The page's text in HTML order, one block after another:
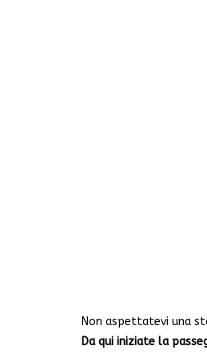
Non aspettatevi una
Da qui iniziate la